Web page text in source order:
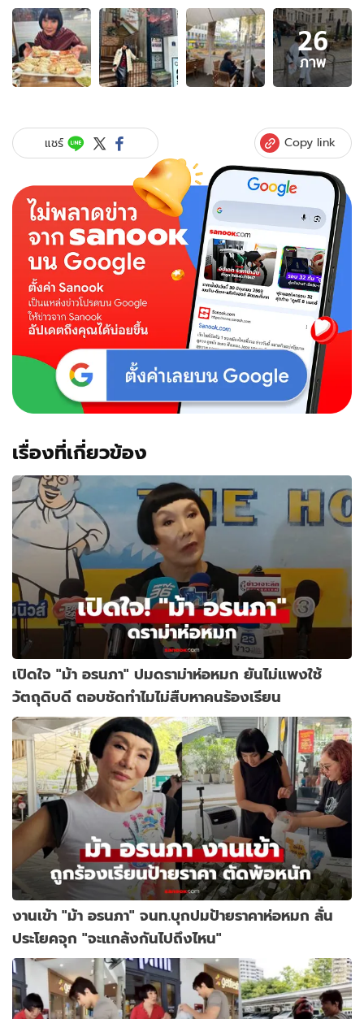
อัลบั้ม
ภาพ
26
ภาพ
ของ
นภา"
ล่าสุด
ฟ้า
เที่ยว
เกาหลี
บอก
ทริป
ผ่อน
และ
สวย
26
ภาพ
แชร์ Copy link
เรื่องที่เกี่ยวข้อง
เปิดใจ "ม้า อรนภา" ปมดราม่าห่อหมก ยันไม่แพงใช้
วัตถุดิบดี ตอบชัดทำไมไม่สืบหาคนร้องเรียน
งานเข้า "ม้า อรนภา" จนท.บุกปมป้ายราคาห่อหมก ลั่น
ประโยคจุก "จะแกล้งกันไปถึงไหน"